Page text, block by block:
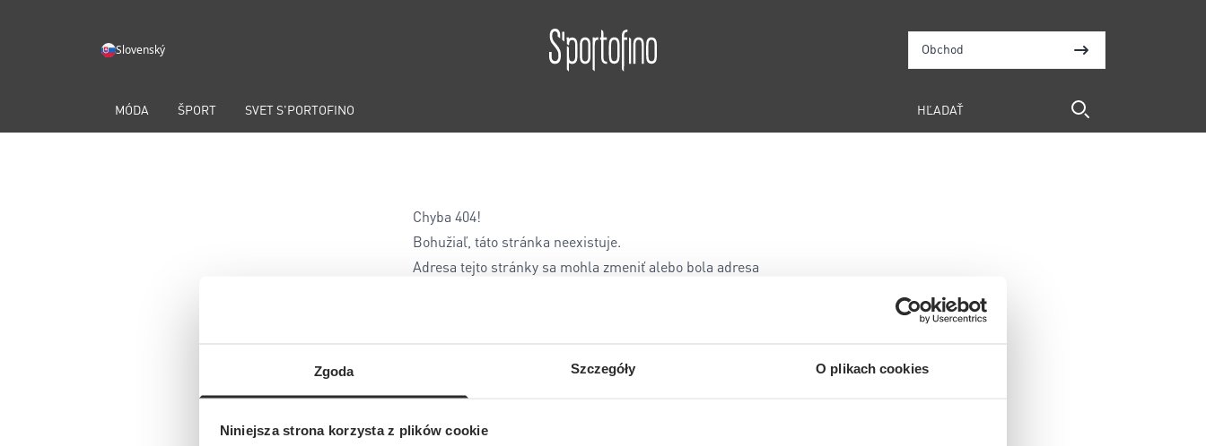
Zgoda Szczegóły O plikach cookies
Niniejsza strona korzysta z plików cookie
Slovenský Obchod
MÓDA ŠPORT SVET S'PORTOFINO
Chyba 404!
Bohužiaľ, táto stránka neexistuje.
Adresa tejto stránky sa mohla zmeniť alebo bola adresa